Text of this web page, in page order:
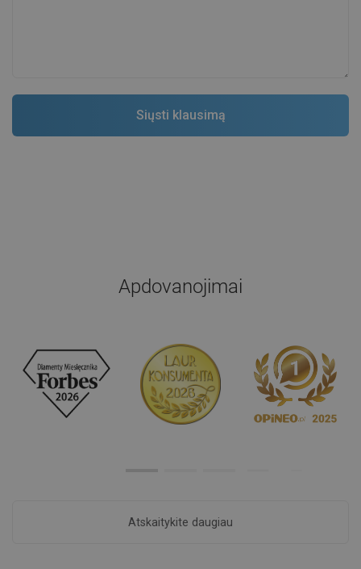
Apdovanojimai
Atskaitykite daugiau